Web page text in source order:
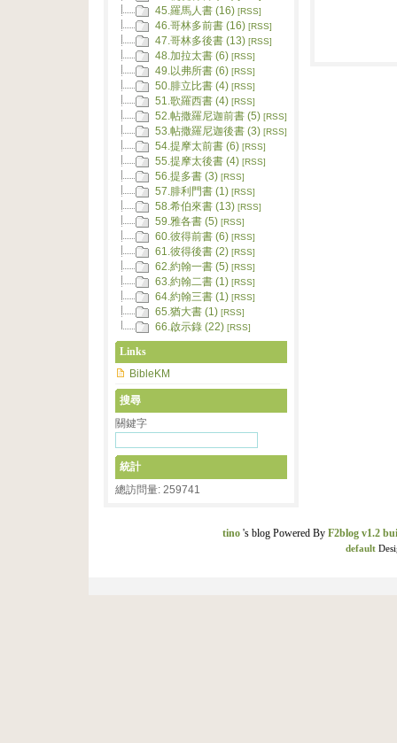
45.羅馬人書 (16) [RSS]
46.哥林多前書 (16) [RSS]
47.哥林多後書 (13) [RSS]
48.加拉太書 (6) [RSS]
49.以弗所書 (6) [RSS]
50.腓立比書 (4) [RSS]
51.歌羅西書 (4) [RSS]
52.帖撒羅尼迦前書 (5) [RSS]
53.帖撒羅尼迦後書 (3) [RSS]
54.提摩太前書 (6) [RSS]
55.提摩太後書 (4) [RSS]
56.提多書 (3) [RSS]
57.腓利門書 (1) [RSS]
58.希伯來書 (13) [RSS]
59.雅各書 (5) [RSS]
60.彼得前書 (6) [RSS]
61.彼得後書 (2) [RSS]
62.約翰一書 (5) [RSS]
63.約翰二書 (1) [RSS]
64.約翰三書 (1) [RSS]
65.猶大書 (1) [RSS]
66.啟示錄 (22) [RSS]
Links
BibleKM
搜尋
關鍵字
統計
總訪問量: 259741
tino's blog Powered By F2blog v1.2
default